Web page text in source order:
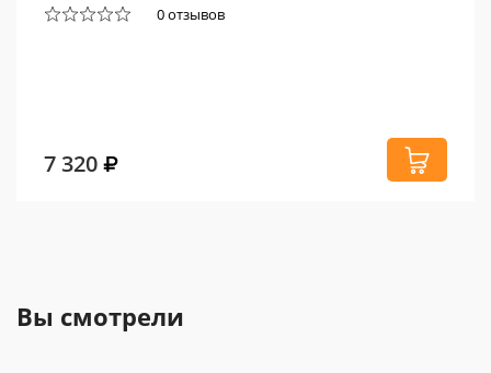
0 отзывов
7 320
Вы смотрели